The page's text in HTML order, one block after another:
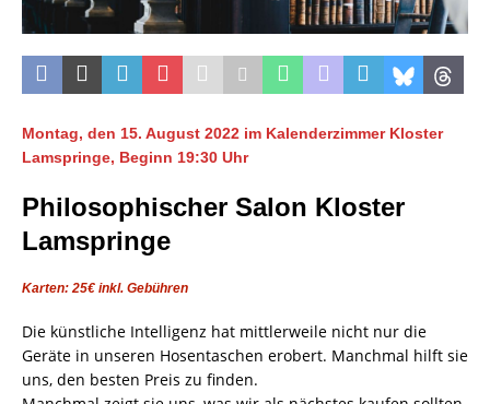
Montag, den 15. August 2022 im Kalenderzimmer Kloster
Lamspringe, Beginn 19:30 Uhr
Philosophischer Salon Kloster
Lamspringe
Karten: 25€ inkl. Gebühren
Die künstliche Intelligenz hat mittlerweile nicht nur die
Geräte in unseren Hosentaschen erobert. Manchmal hilft sie
uns, den besten Preis zu finden.